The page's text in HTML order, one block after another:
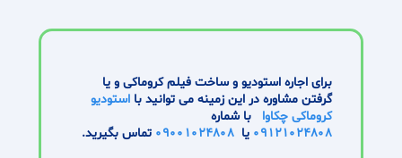
برای اجاره استودیو و ساخت فیلم کروماکی و یا
گرفتن مشاوره در این زمینه می توانید با استودیو
کروماکی چکاوا با شماره
09121024808 یا 09001024808 تماس بگیرید.